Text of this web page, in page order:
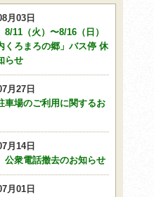
月03日
8/11（火）〜8/16（日）
くろまろの郷」バス停 休
らせ
月27日
車場のご利用に関するお
月14日
公衆電話撤去のお知らせ
月01日